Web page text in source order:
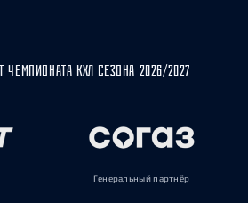
КХЛ СЕЗОНА 2026/2027
Генеральный партнёр